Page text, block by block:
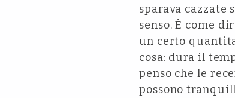
sparava cazzate
senso. È come
un certo
cosa: dura il
penso che le
possono